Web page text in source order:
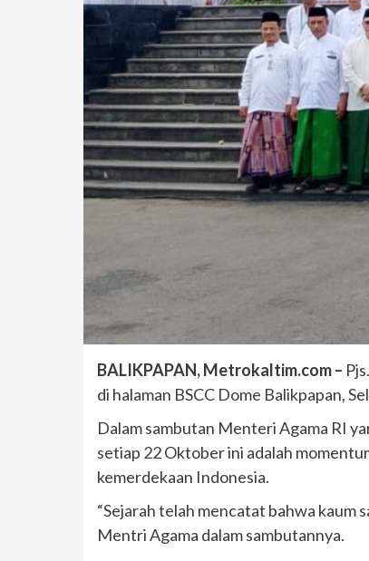
BALIKPAPAN, Metrokaltim.com –
di halaman BSCC Dome Balikpapan,
Dalam sambutan Menteri Agama RI
setiap 22 Oktober ini adalah
kemerdekaan Indonesia.
“Sejarah telah mencatat bahwa kaum
Mentri Agama dalam sambutannya.